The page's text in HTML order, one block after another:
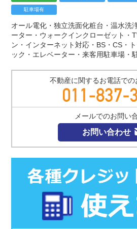
駐車場有
オール電化・独立洗面化粧台・温水洗
ーター・ウォークインクローゼット・
ン・インターネット対応・BS・CS・
ック・エレベーター・来客用駐車場・
不動産に関するお電話での
メールでのお問い
お問い合わせ